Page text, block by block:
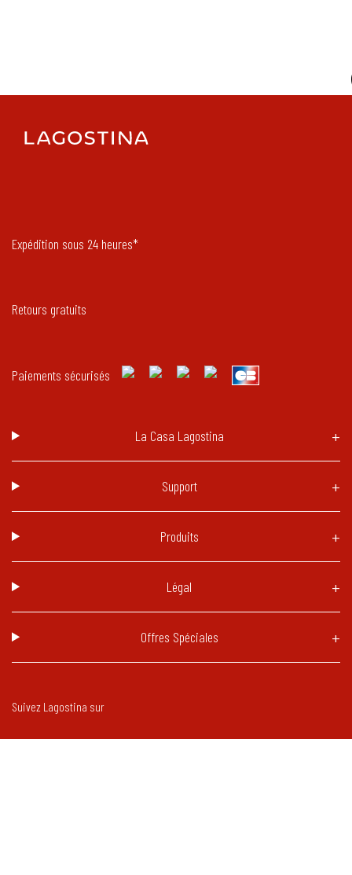
Expédition sous 24 heures*
Retours gratuits
Paiements sécurisés
La Casa Lagostina
Support
Produits
Légal
Offres Spéciales
Suivez Lagostina sur